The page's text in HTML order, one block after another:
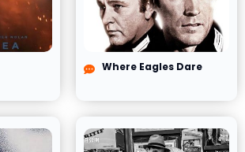
Where Eagles Dare